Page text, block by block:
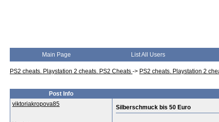
Main Page List All Users
PS2 cheats. Playstation 2 cheats. PS2 Cheats -> PS2 cheats. Playstation 2
Post Info
viktoriakropova85
Silberschmuck bis 50 Euro